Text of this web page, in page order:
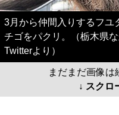
3月から仲間入りするフユ
チゴをパクリ。（栃木県
Twitterより）
まだまだ画像は
↓ スクロ